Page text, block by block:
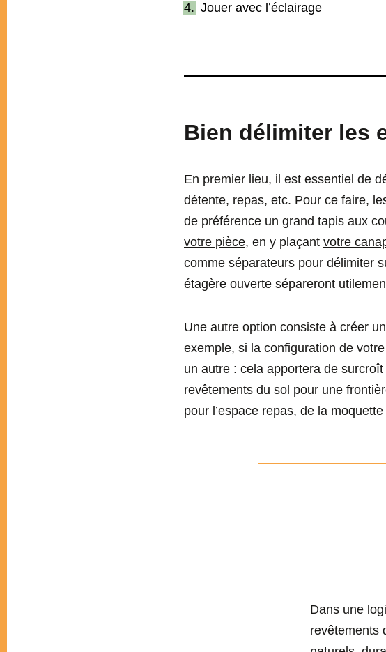
Jouer avec l’éclairage
Bien délimiter les
En premier lieu, il est essentiel de
détente, repas, etc. Pour ce faire,
de préférence un grand tapis aux
votre pièce, en y plaçant votre
comme séparateurs pour délimiter
étagère ouverte sépareront
Une autre option consiste à créer
exemple, si la configuration de
un autre : cela apportera de
revêtements du sol pour une
pour l’espace repas, de la
Dans une
revêtements